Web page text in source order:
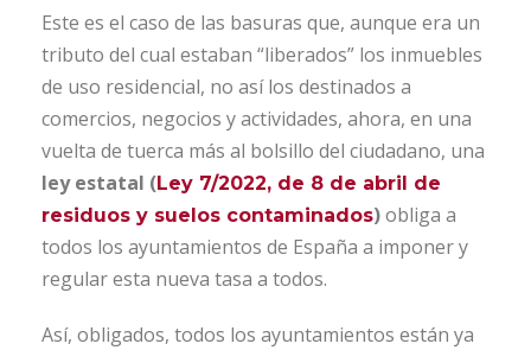
Este es el caso de las basuras que, aunque era un
tributo del cual estaban “liberados” los inmuebles
de uso residencial, no así los destinados a
comercios, negocios y actividades, ahora, en una
vuelta de tuerca más al bolsillo del ciudadano, una
ley estatal (Ley 7/2022, de 8 de abril de
residuos y suelos contaminados)obliga a
todos los ayuntamientos de España a imponer y
regular esta nueva tasa a todos.
Así, obligados, todos los ayuntamientos están ya